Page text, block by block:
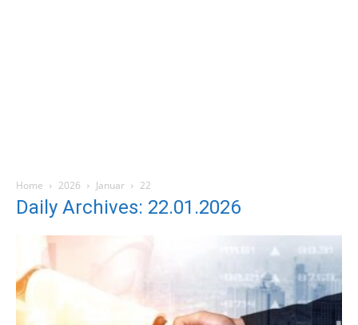
Home 2026 Januar 22
Daily Archives: 22.01.2026